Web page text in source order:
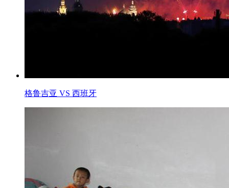
格鲁吉亚 VS 西班牙